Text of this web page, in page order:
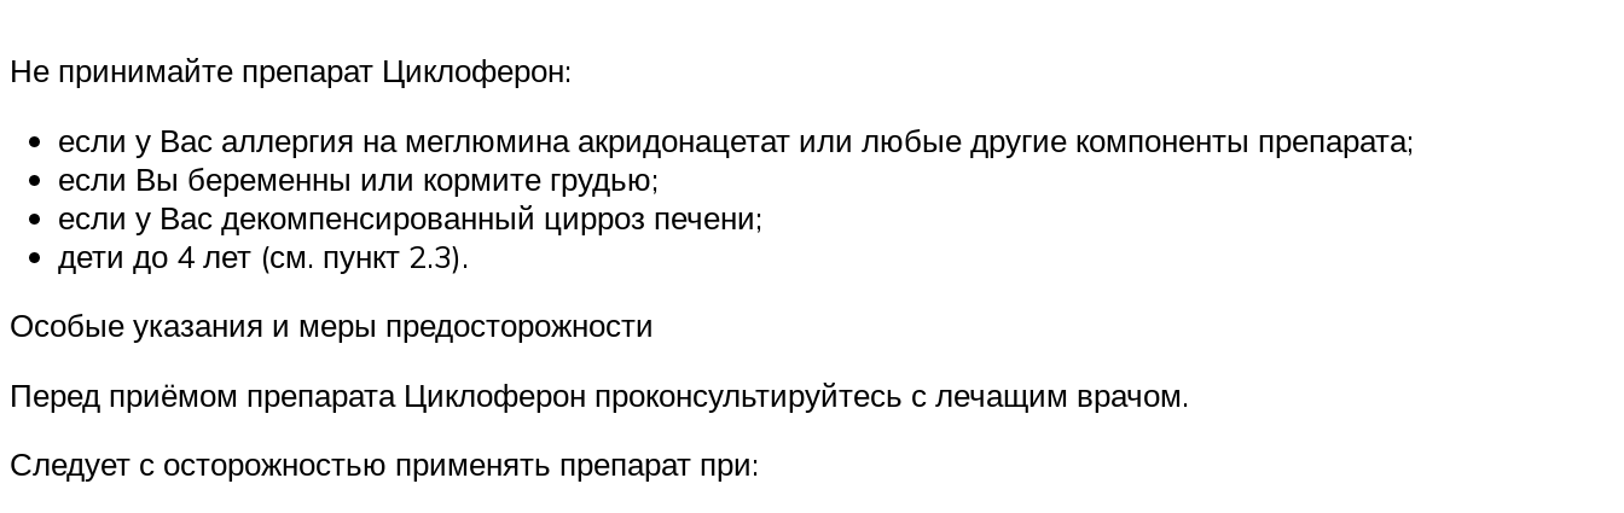
Не принимайте препарат Циклоферон:
если у Вас аллергия на меглюмина акридонацетат или любые другие компоненты препарата;
если Вы беременны или кормите грудью;
если у Вас декомпенсированный цирроз печени;
дети до 4 лет (см. пункт 2.3).
Особые указания и меры предосторожности
Перед приёмом препарата Циклоферон проконсультируйтесь с лечащим врачом.
Следует с осторожностью применять препарат при: